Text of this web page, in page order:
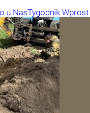
u NasTygodnik Wprost